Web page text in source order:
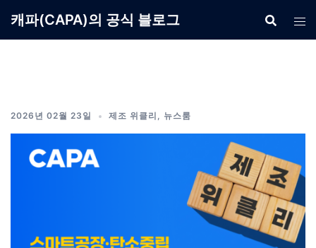
캐파(CAPA)의 공식 블로그
2026년 02월 23일 제조 위클리 , 뉴스룸